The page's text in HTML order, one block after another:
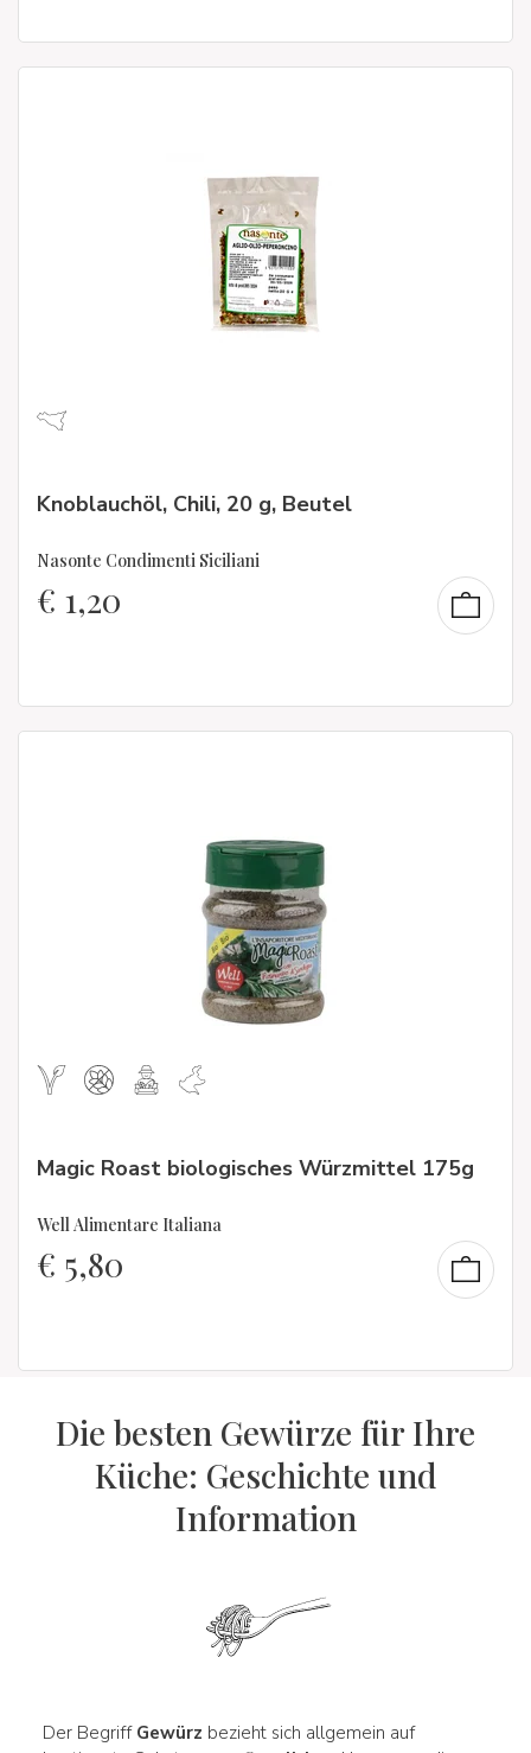
Knoblauchöl, Chili, 20 g, Beutel
Nasonte Condimenti Siciliani
€ 1,20
Magic Roast biologisches Würzmittel 175g
Well Alimentare Italiana
€ 5,80
Die besten Gewürze für Ihre
Küche: Geschichte und
Information
Der Begriff Gewürz bezieht sich allgemein auf